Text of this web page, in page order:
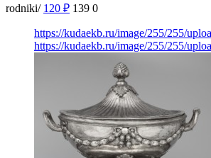
rodniki/ 120 ₽ 139 0
https://kudaekb.ru/image/255/255/
https://kudaekb.ru/image/255/255/